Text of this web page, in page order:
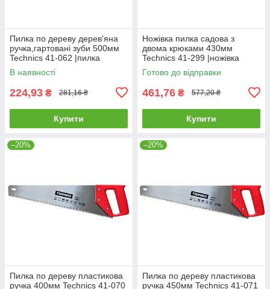
Пилка по дереву дерев'яна
ручка,гартовані зуби 500мм
Technics 41-062 |пилка
ножівка ножовка Ножовка по
дереву деревянная ручка
В наявності
224,93 ₴ 281,16 ₴
Купити
Ножівка пилка садова з
двома крюками 430мм
Technics 41-299 |ножівка
ножовка Пила садовая с
двумя крюками 430мм
Готово до відправки
461,76 ₴ 577,20 ₴
Купити
–20%
Пилка по дереву пластикова
ручка 400мм Technics 41-070
–20%
Пилка по дереву пластикова
ручка 450мм Technics 41-071